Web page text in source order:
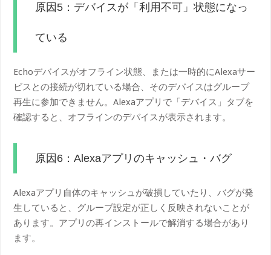
原因5：デバイスが「利用不可」状態になっ
ている
Echoデバイスがオフライン状態、または一時的にAlexaサー
ビスとの接続が切れている場合、そのデバイスはグループ
再生に参加できません。Alexaアプリで「デバイス」タブを
確認すると、オフラインのデバイスが表示されます。
原因6：Alexaアプリのキャッシュ・バグ
Alexaアプリ自体のキャッシュが破損していたり、バグが発
生していると、グループ設定が正しく反映されないことが
あります。アプリの再インストールで解消する場合があり
ます。